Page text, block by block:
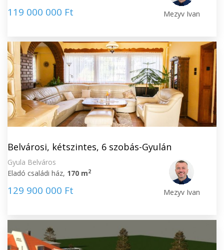
119 000 000 Ft Mezyv Ivan
Belvárosi, kétszintes, 6 szobás-Gyulán
Gyula Belváros
Eladó családi ház, 170 m2
129 900 000 Ft Mezyv Ivan